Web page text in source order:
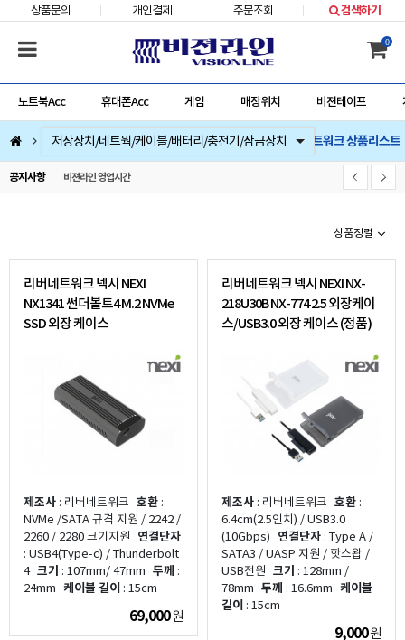
상품문의 개인결제 주문조회 검색하기
0
노트북Acc 휴대폰Acc 게임 매장위치 비젼테이프
컴퓨터부품
베스트 상품
컴퓨터주변기기
저장장치/네트웍/케이블/배터리/충전기/잠금장치
마우스/키보드/키패드/패드/번지/덕/손목받침대/타블렛
스피커/이어폰/헤드셋/거치대/마이크
게임
노트북Acc
게임슬라이더
휴대폰Acc 리버네트워크 상품리스트
공지사항 비젼라인 영업시간
상품정렬
리버네트워크 넥시 NEXI
NX1341 썬더볼트4 M.2 NVMe
SSD 외장 케이스
제조사 : 리버네트워크 호환 :
NVMe /SATA 규격 지원 / 2242 /
2260 / 2280 크기지원 연결단자
: USB4(Type-c) / Thunderbolt
4 크기 : 107mm/ 47mm 두께 :
24mm 케이블 길이 : 15cm
69,000원
리버네트워크 넥시 NEXI NX-
218U30B NX-774 2.5 외장케이
스/USB3.0 외장 케이스 (정품)
제조사 : 리버네트워크 호환 :
6.4cm(2.5인치) / USB3.0
(10Gbps) 연결단자 : Type A /
SATA3 / UASP 지원 / 핫스왑 /
USB전원 크기 : 128mm /
78mm 두께 : 16.6mm 케이블
길이 : 15cm
9,000원